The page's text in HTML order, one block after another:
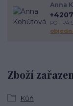
Zboží
Kůň
Anna
PO - PÁ